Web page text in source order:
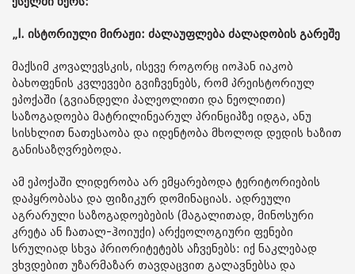
„I. ისტორიული მირაჟი: ძალაუფლება ძალადობის გარეშე
მაქსიმ კოვალევსკის, ისევე როგორც იოჰან იაკობ
ბახოფენის კვლევები გვიჩვენებს, რომ პრეისტორიულ
ეპოქაში (გვიანდელი პალეოლითი და ნეოლითი)
საზოგადოება მატრილინეარულ პრინციპზე იდგა, ანუ
სისხლით ნათესაობა და იდენტობა მხოლოდ დედის ხაზით
განისაზღვრებოდა.
ამ ეპოქაში ლიდერობა არ ემყარებოდა ტერიტორიების
დაპყრობასა და ფიზიკურ დომინაციას. ადრეული
აგრარული საზოგადოებების (მაგალითად, მინოსური
კრეტა ან ჩათალ-ჰოიუქი) არქეოლოგიური ფენები
სრულიად სხვა პრიორიტეტებს აჩვენებს: იქ ნაკლებად
ვხვდებით უზარმაზარ თავდაცვით გალავნებსა და